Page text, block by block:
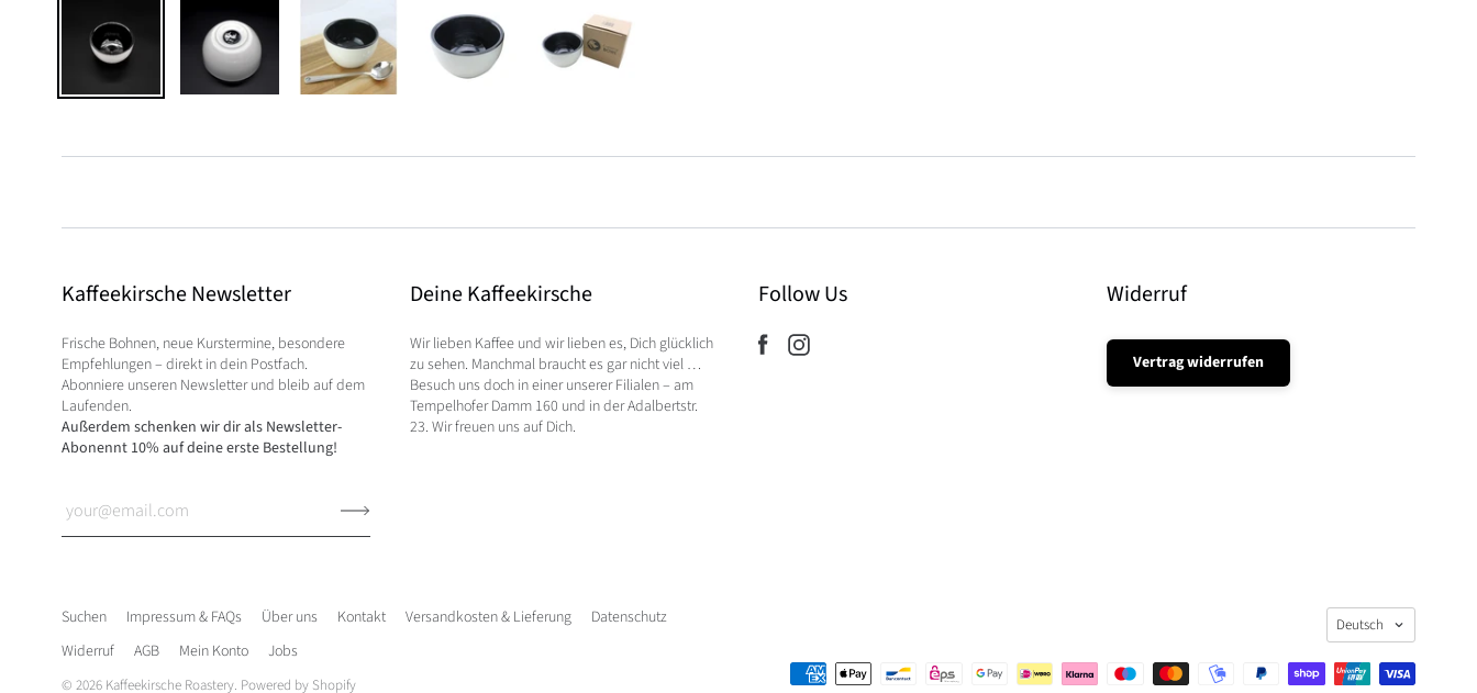
Kaffeekirsche Newsletter
Frische Bohnen, neue Kurstermine, besondere
Empfehlungen – direkt in dein Postfach.
Abonniere unseren Newsletter und bleib auf dem
Laufenden.
Außerdem schenken wir dir als Newsletter-
Abonennt 10% auf deine erste Bestellung!
Deine Kaffeekirsche
Wir lieben Kaffee und wir lieben es, Dich glücklich
zu sehen. Manchmal braucht es gar nicht viel …
Besuch uns doch in einer unserer Filialen – am
Tempelhofer Damm 160 und in der Adalbertstr.
23. Wir freuen uns auf Dich.
Follow Us Widerruf
Vertrag widerrufen
Suchen Impressum & FAQs Über uns Kontakt Versandkosten & Lieferung
Datenschutz
Widerruf
AGB Mein Konto Jobs
© 2026 Kaffeekirsche Roastery. Powered by Shopify
Sprache
Deutsch